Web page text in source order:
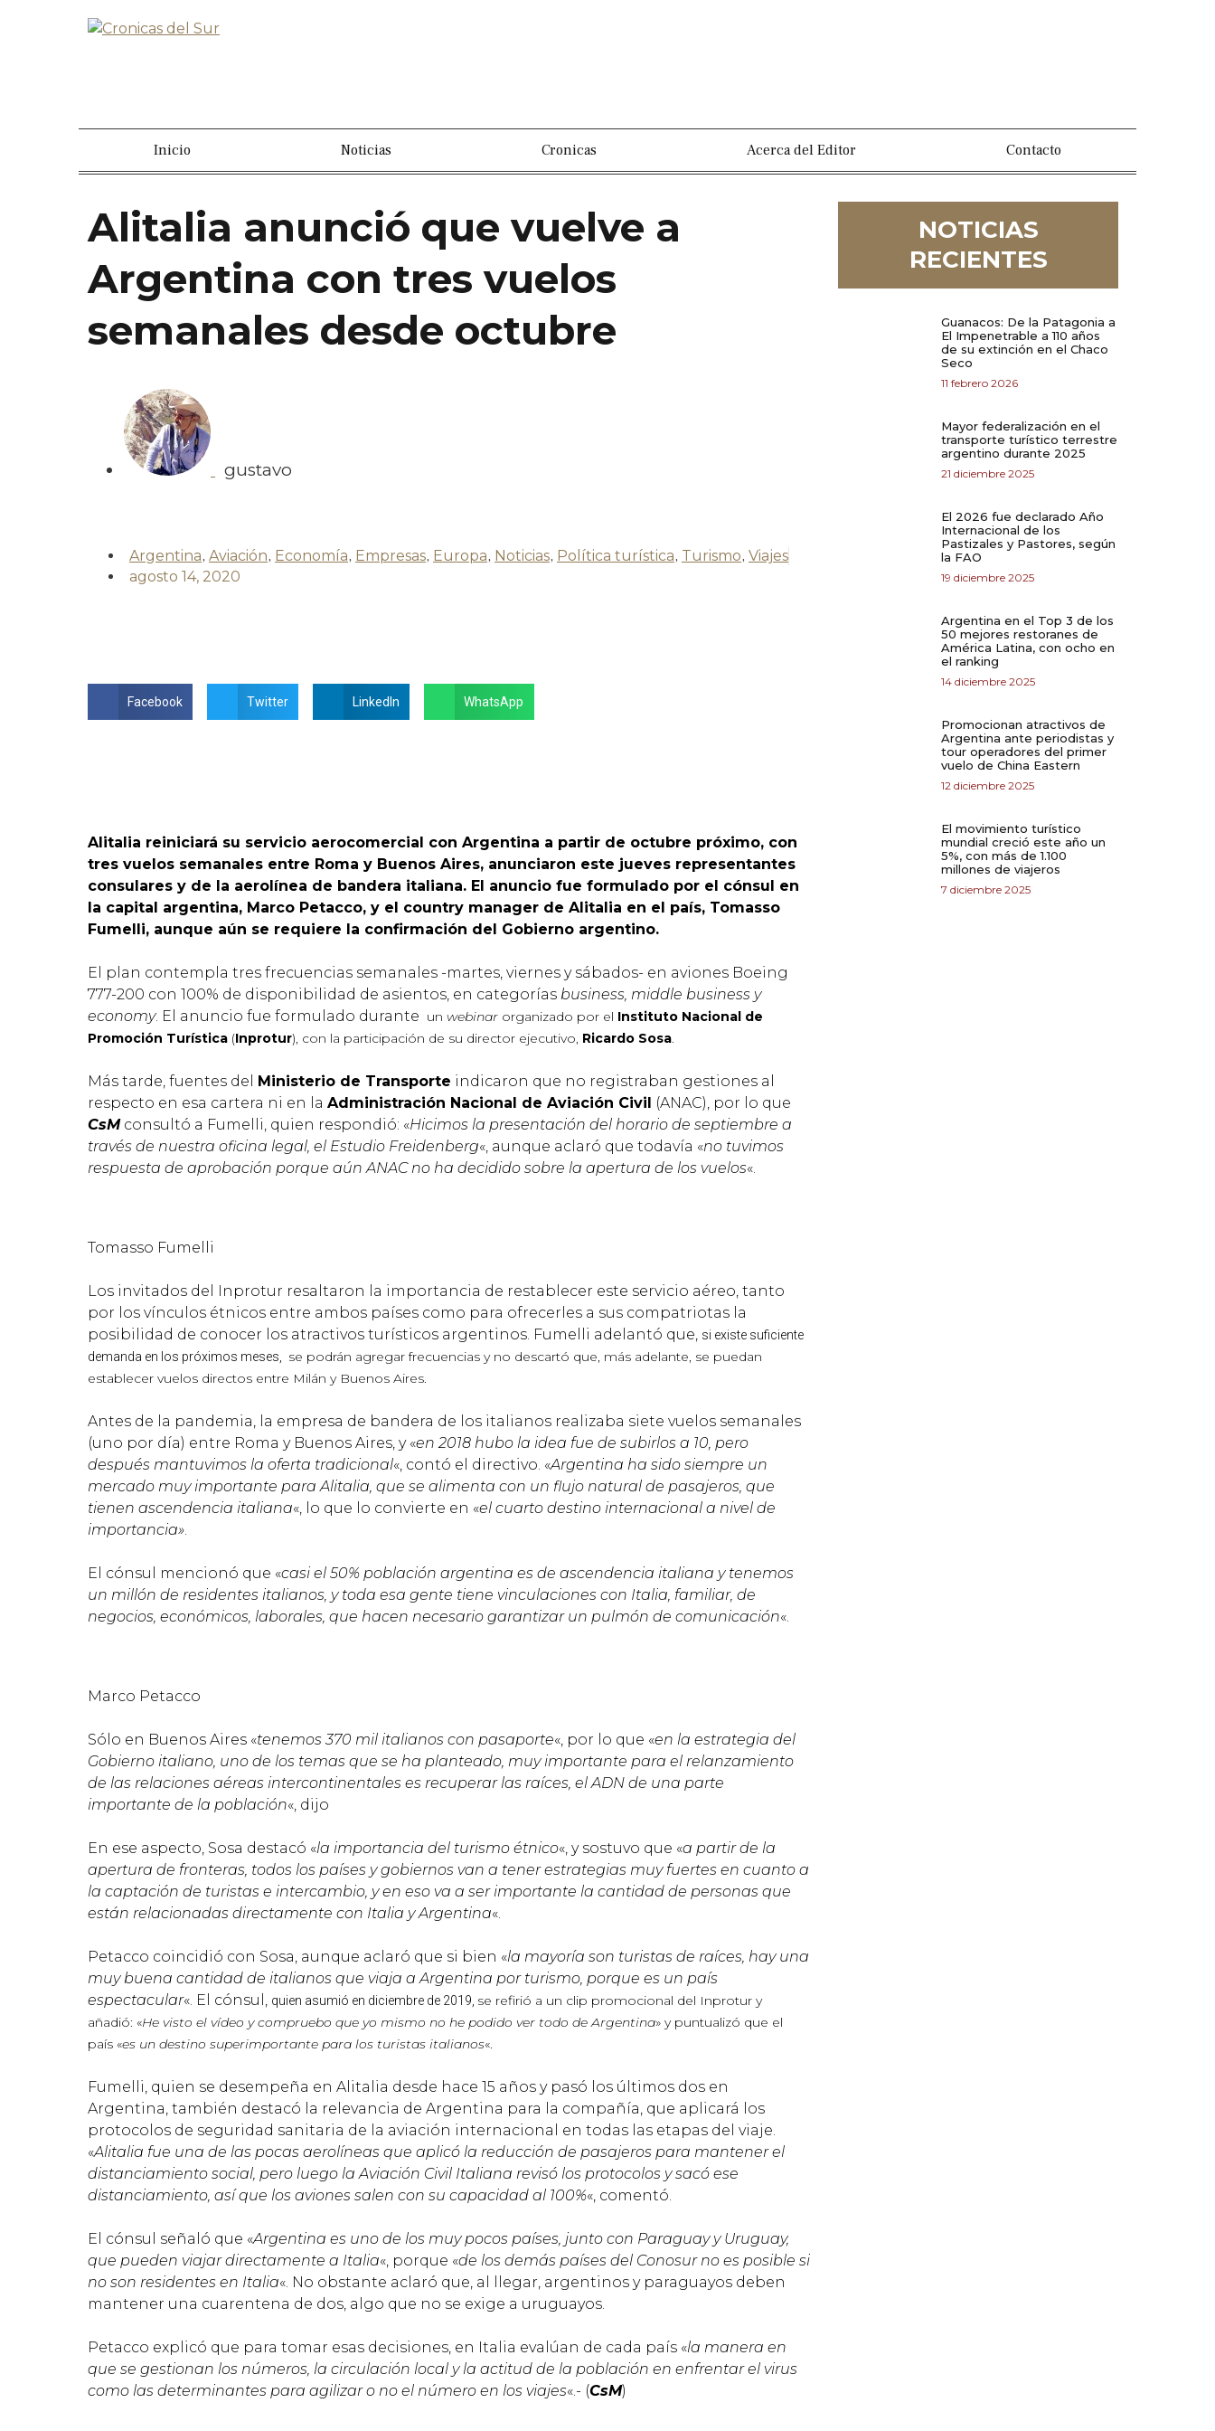
Inicio Noticias Cronicas Acerca del Editor Contacto
Alitalia anunció que vuelve a
Argentina con tres vuelos
semanales desde octubre
gustavo
Argentina, Aviación, Economía, Empresas, Europa, Noticias, Política turística, Turismo, Viajes
agosto 14, 2020
Facebook Twitter LinkedIn WhatsApp
Alitalia reiniciará su servicio aerocomercial con Argentina a partir de octubre próximo, con
tres vuelos semanales entre Roma y Buenos Aires, anunciaron este jueves representantes
consulares y de la aerolínea de bandera italiana. El anuncio fue formulado por el cónsul en
la capital argentina, Marco Petacco, y el country manager de Alitalia en el país, Tomasso
Fumelli, aunque aún se requiere la confirmación del Gobierno argentino.
El plan contempla tres frecuencias semanales -martes, viernes y sábados- en aviones Boeing
777-200 con 100% de disponibilidad de asientos, en categorías business, middle business y
economy. El anuncio fue formulado durante un webinar organizado por el Instituto Nacional de
Promoción Turística (Inprotur), con la participación de su director ejecutivo, Ricardo Sosa.
Más tarde, fuentes del Ministerio de Transporte indicaron que no registraban gestiones al
respecto en esa cartera ni en la Administración Nacional de Aviación Civil (ANAC), por lo que
CsMconsultó a Fumelli, quien respondió: «Hicimos la presentación del horario de septiembre a
través de nuestra oficina legal, el Estudio Freidenberg«, aunque aclaró que todavía «no tuvimos
respuesta de aprobación porque aún ANAC no ha decidido sobre la apertura de los vuelos«.
Tomasso Fumelli
Los invitados del Inprotur resaltaron la importancia de restablecer este servicio aéreo, tanto
por los vínculos étnicos entre ambos países como para ofrecerles a sus compatriotas la
posibilidad de conocer los atractivos turísticos argentinos. Fumelli adelantó que, si existe suficiente
demanda en los próximos meses,
se podrán agregar frecuencias y no descartó que, más adelante, se puedan
establecer vuelos directos entre Milán y Buenos Aires.
Antes de la pandemia, la empresa de bandera de los italianos realizaba siete vuelos semanales
(uno por día) entre Roma y Buenos Aires, y «en 2018 hubo la idea fue de subirlos a 10, pero
después mantuvimos la oferta tradicional«, contó el directivo. «Argentina ha sido siempre un
mercado muy importante para Alitalia, que se alimenta con un flujo natural de pasajeros, que
tienen ascendencia italiana«, lo que lo convierte en «el cuarto destino internacional a nivel de
importancia».
El cónsul mencionó que «casi el 50% población argentina es de ascendencia italiana y tenemos
un millón de residentes italianos, y toda esa gente tiene vinculaciones con Italia, familiar, de
negocios, económicos, laborales, que hacen necesario garantizar un pulmón de comunicación«.
Marco Petacco
Sólo en Buenos Aires «tenemos 370 mil italianos con pasaporte«, por lo que «en la estrategia del
Gobierno italiano, uno de los temas que se ha planteado, muy importante para el relanzamiento
de las relaciones aéreas intercontinentales es recuperar las raíces, el ADN de una parte
importante de la población«, dijo
En ese aspecto, Sosa destacó «la importancia del turismo étnico«, y sostuvo que «a partir de la
apertura de fronteras, todos los países y gobiernos van a tener estrategias muy fuertes en cuanto a
la captación de turistas e intercambio, y en eso va a ser importante la cantidad de personas que
están relacionadas directamente con Italia y Argentina«.
Petacco coincidió con Sosa, aunque aclaró que si bien «la mayoría son turistas de raíces, hay una
muy buena cantidad de italianos que viaja a Argentina por turismo, porque es un país
espectacular«. El cónsul, quien asumió en diciembre de 2019, se refirió a un clip promocional del Inprotur y
añadió: «He visto el vídeo y compruebo que yo mismo no he podido ver todo de Argentina» y puntualizó que el
país «es un destino superimportante para los turistas italianos«.
Fumelli, quien se desempeña en Alitalia desde hace 15 años y pasó los últimos dos en
Argentina, también destacó la relevancia de Argentina para la compañía, que aplicará los
protocolos de seguridad sanitaria de la aviación internacional en todas las etapas del viaje.
«Alitalia fue una de las pocas aerolíneas que aplicó la reducción de pasajeros para mantener el
distanciamiento social, pero luego la Aviación Civil Italiana revisó los protocolos y sacó ese
distanciamiento, así que los aviones salen con su capacidad al 100%«, comentó.
El cónsul señaló que «Argentina es uno de los muy pocos países, junto con Paraguay y Uruguay,
que pueden viajar directamente a Italia«, porque «de los demás países del Conosur no es posible si
no son residentes en Italia«. No obstante aclaró que, al llegar, argentinos y paraguayos deben
mantener una cuarentena de dos, algo que no se exige a uruguayos.
Petacco explicó que para tomar esas decisiones, en Italia evalúan de cada país «la manera en
que se gestionan los números, la circulación local y la actitud de la población en enfrentar el virus
como las determinantes para agilizar o no el número en los viajes«.- (CsM)
NOTICIAS
RECIENTES
Guanacos: De la Patagonia a
El Impenetrable a 110 años
de su extinción en el Chaco
Seco
11 febrero 2026
Mayor federalización en el
transporte turístico terrestre
argentino durante 2025
21 diciembre 2025
El 2026 fue declarado Año
Internacional de los
Pastizales y Pastores, según
la FAO
19 diciembre 2025
Argentina en el Top 3 de los
50 mejores restoranes de
América Latina, con ocho en
el ranking
14 diciembre 2025
Promocionan atractivos de
Argentina ante periodistas y
tour operadores del primer
vuelo de China Eastern
12 diciembre 2025
El movimiento turístico
mundial creció este año un
5%, con más de 1.100
millones de viajeros
7 diciembre 2025